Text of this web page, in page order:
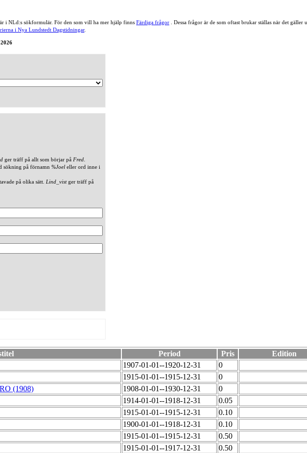
i NLd:s sökformulär. För den som vill ha mer hjälp finns Färdiga frågor . Dessa frågor är de som oftast brukar ställas när det
i Nya Lundstedt Dagstidningar.
ger träff på allt som börjar på Fred
sökning på förnamn %Joel eller ord inne i
på olika sätt. Lind_vistger träff på
Period Pris Edition
1907-01-01--1920-12-31 0
1915-01-01--1915-12-31 0
(1908) 1908-01-01--1930-12-31 0
1914-01-01--1918-12-31 0.05
1915-01-01--1915-12-31 0.10
1900-01-01--1918-12-31 0.10
1915-01-01--1915-12-31 0.50
1915-01-01--1917-12-31 0.50